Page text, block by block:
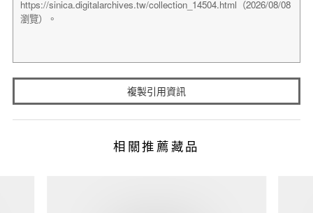
複製引用資訊
相關推薦藏品